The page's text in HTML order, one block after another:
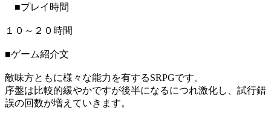
■プレイ時間
１０～２０時間
■ゲーム紹介文
敵味方ともに様々な能力を有するSRPGです。
序盤は比較的緩やかですが後半になるにつれ激化し、試行錯
誤の回数が増えていきます。